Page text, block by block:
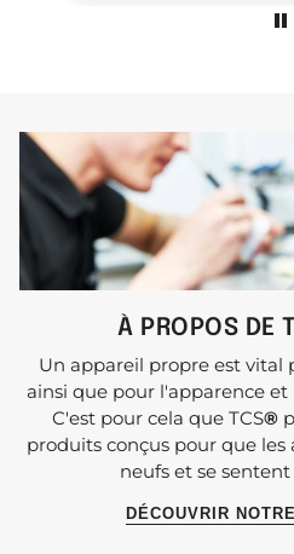
À PROPOS DE
Un appareil propre est vital
ainsi que pour l'apparence
C'est pour cela que TCS®
produits conçus pour que
neufs et se
DÉCOUVRIR